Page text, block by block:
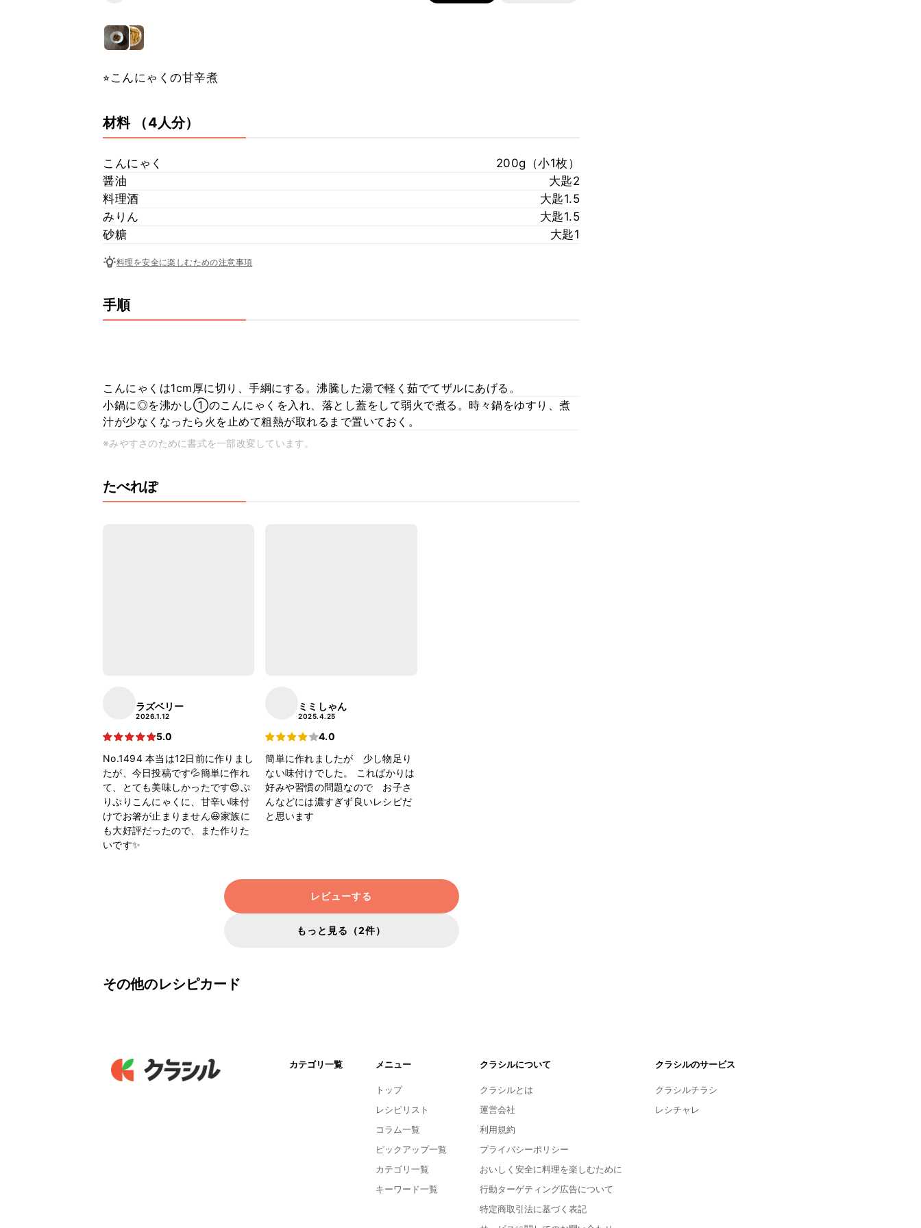
⭐︎こんにゃくの甘辛煮
材料 （4人分）
こんにゃく
200g（小1枚）
醤油
大匙2
料理酒
大匙1.5
みりん
大匙1.5
砂糖
大匙1
料理を安全に楽しむための注意事項
手順
こんにゃくは1cm厚に切り、手綱にする。沸騰した湯で軽く茹でてザルにあげる。
小鍋に◎を沸かし①のこんにゃくを入れ、落とし蓋をして弱火で煮る。時々鍋をゆすり、煮
汁が少なくなったら火を止めて粗熱が取れるまで置いておく。
※みやすさのために書式を一部改変しています。
たべれぽ
ラズベリー
2026.1.12
5.0
No.1494 本当は12日前に作りまし
たが、今日投稿です💦簡単に作れ
て、とても美味しかったです😍ぷ
りぷりこんにゃくに、甘辛い味付
けでお箸が止まりません😆家族に
も大好評だったので、また作りた
いです✨
ミミしゃん
2025.4.25
4.0
簡単に作れましたが 少し物足り
ない味付けでした。 こればかりは
好みや習慣の問題なので お子さ
んなどには濃すぎず良いレシピだ
と思います
レビューする
もっと見る（2件）
その他のレシピカード
カテゴリ一覧 メニュー
トップ
レシピリスト
コラム一覧
ピックアップ一覧
カテゴリ一覧
キーワード一覧
クラシルについて
クラシルとは
運営会社
利用規約
プライバシーポリシー
おいしく安全に料理を楽しむために
行動ターゲティング広告について
特定商取引法に基づく表記
クラシルのサービス
クラシルチラシ
レシチャレ